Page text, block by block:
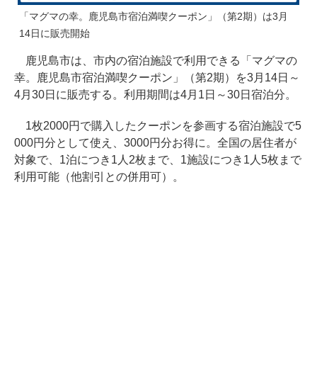
「マグマの幸。鹿児島市宿泊満喫クーポン」（第2期）は3月
14日に販売開始
鹿児島市は、市内の宿泊施設で利用できる「マグマの
幸。鹿児島市宿泊満喫クーポン」（第2期）を3月14日～
4月30日に販売する。利用期間は4月1日～30日宿泊分。
1枚2000円で購入したクーポンを参画する宿泊施設で5
000円分として使え、3000円分お得に。全国の居住者が
対象で、1泊につき1人2枚まで、1施設につき1人5枚まで
利用可能（他割引との併用可）。